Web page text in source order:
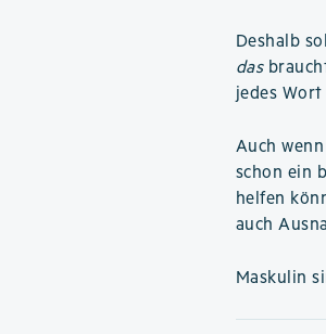
Deshalb
das
jedes
Auch
schon ein
helfen
auch
Maskulin